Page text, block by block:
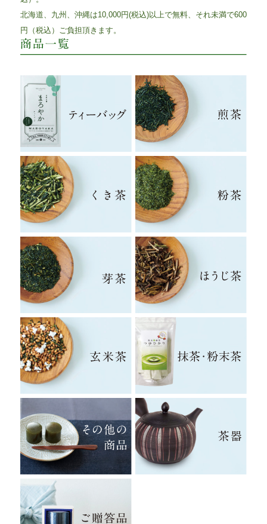
北海道、九州、沖縄は10,000円(税込)以上で無料、それ未満で600
円（税込）ご負担頂きます。